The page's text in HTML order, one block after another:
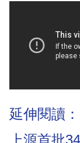
延伸閱讀：
上源首批